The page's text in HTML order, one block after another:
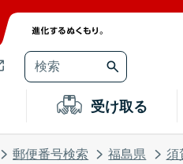
受け取る
郵便番号検索 福島県 須